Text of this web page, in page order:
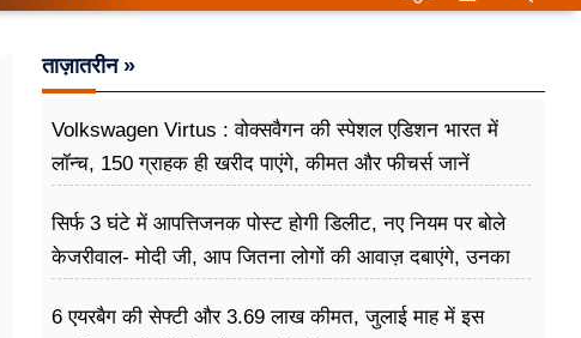
ताज़ातरीन »
Volkswagen Virtus : वोक्सवैगन की स्पेशल एडिशन भारत में
लॉन्च, 150 ग्राहक ही खरीद पाएंगे, कीमत और फीचर्स जानें
सिर्फ 3 घंटे में आपत्तिजनक पोस्ट होगी डिलीट, नए नियम पर बोले
केजरीवाल- मोदी जी, आप जितना लोगों की आवाज़ दबाएंगे, उनका
6 एयरबैग की सेफ्टी और 3.69 लाख कीमत, जुलाई माह में इस